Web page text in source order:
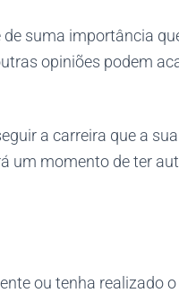
de suma importância
opiniões podem
a carreira que a
um momento de ter
ou tenha realizado